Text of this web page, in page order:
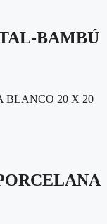
BAMBÚ